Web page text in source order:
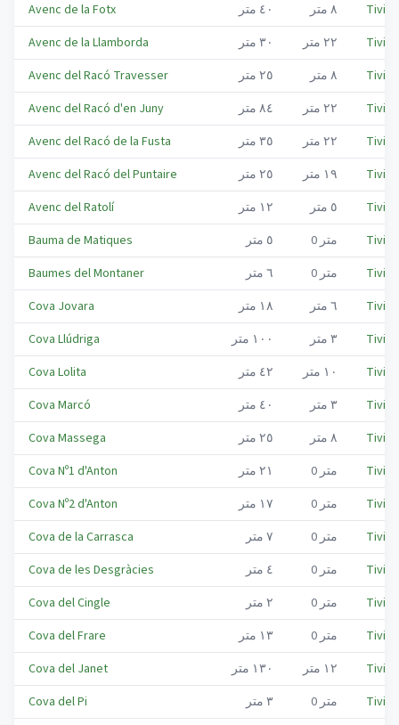
Avenc de la Fotx
٤٠ متر ٨ متر
Avenc de la Llamborda
٣٠ متر ٢٢ متر
Avenc del Racó Travesser
٢٥ متر ٨ متر
Avenc del Racó d'en Juny
٨٤ متر ٢٢ متر
Avenc del Racó de la Fusta
٣٥ متر ٢٢ متر
Avenc del Racó del Puntaire
٢٥ متر ١٩ متر
Avenc del Ratolí
١٢ متر ٥ متر
Bauma de Matiques
٥ متر 0 متر
Baumes del Montaner
٦ متر 0 متر
Cova Jovara
١٨ متر ٦ متر
Cova Llúdriga
١٠٠ متر ٣ متر
Cova Lolita
٤٢ متر ١٠ متر
Cova Marcó
٤٠ متر ٣ متر
Cova Massega
٢٥ متر ٨ متر
Cova Nº1 d'Anton
٢١ متر 0 متر
Cova Nº2 d'Anton
١٧ متر 0 متر
Cova de la Carrasca
٧ متر 0 متر
Cova de les Desgràcies
٤ متر 0 متر
Cova del Cingle
٢ متر 0 متر
Cova del Frare
١٣ متر 0 متر
Cova del Janet
١٣٠ متر ١٢ متر
Cova del Pi
٣ متر 0 متر